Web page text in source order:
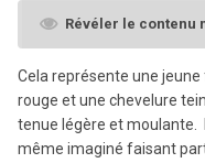
Révéler le contenu
Cela représente une
rouge et une chevelure
tenue légère et moulante.
même imaginé faisant